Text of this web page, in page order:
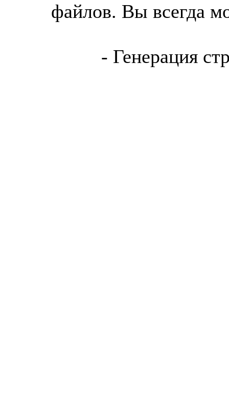
файлов. Вы всегда
- Генерация